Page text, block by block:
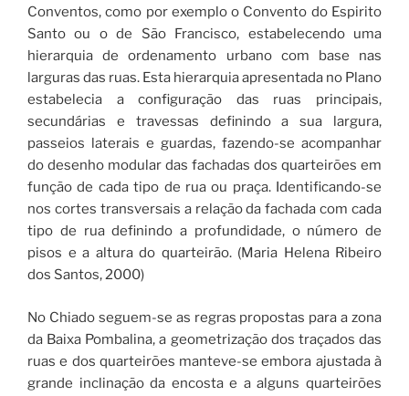
Conventos, como por exemplo o Convento do Espirito
Santo ou o de São Francisco, estabelecendo uma
hierarquia de ordenamento urbano com base nas
larguras das ruas. Esta hierarquia apresentada no Plano
estabelecia a configuração das ruas principais,
secundárias e travessas definindo a sua largura,
passeios laterais e guardas, fazendo-se acompanhar
do desenho modular das fachadas dos quarteirões em
função de cada tipo de rua ou praça. Identificando-se
nos cortes transversais a relação da fachada com cada
tipo de rua definindo a profundidade, o número de
pisos e a altura do quarteirão. (Maria Helena Ribeiro
dos Santos, 2000)
No Chiado seguem-se as regras propostas para a zona
da Baixa Pombalina, a geometrização dos traçados das
ruas e dos quarteirões manteve-se embora ajustada à
grande inclinação da encosta e a alguns quarteirões